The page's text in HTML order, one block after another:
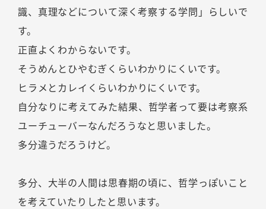
識、真理などについて深く考察する学問」らしいで
す。
正直よくわからないです。
そうめんとひやむぎくらいわかりにくいです。
ヒラメとカレイくらいわかりにくいです。
自分なりに考えてみた結果、哲学者って要は考察系
ユーチューバーなんだろうなと思いました。
多分違うだろうけど。
多分、大半の人間は思春期の頃に、哲学っぽいこと
を考えていたりしたと思います。